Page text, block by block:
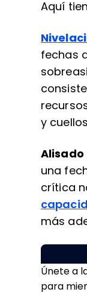
Aquí
fechas
y
Alisado
una
crítica
más
Únete a
para